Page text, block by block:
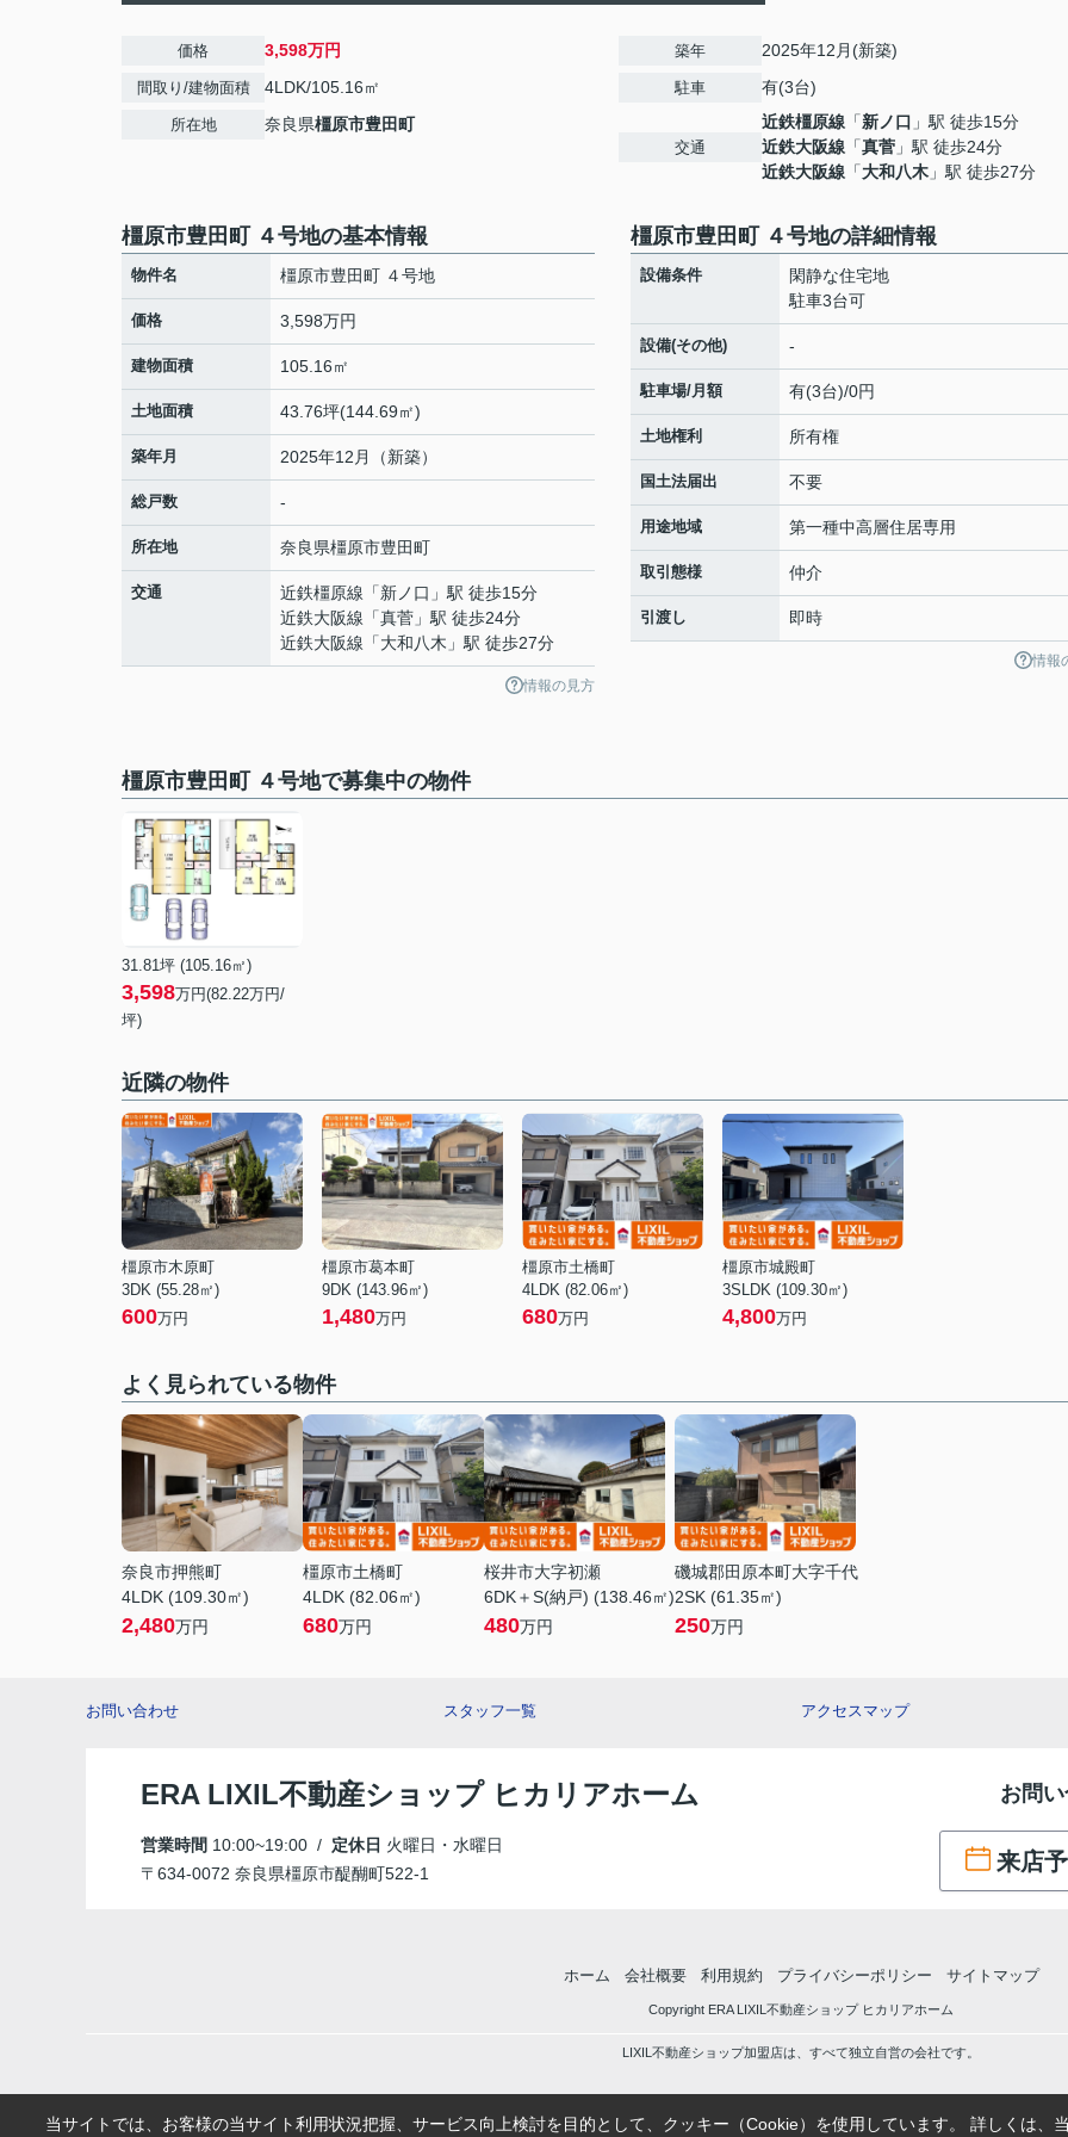
価格 3,598万円
間取り/建物面積 4LDK/105.16㎡
所在地 奈良県橿原市豊田町
築年 2025年12月(新築)
駐車 有(3台)
交通
近鉄橿原線 「新ノ口 」駅 徒歩15分
近鉄大阪線 「真菅 」駅 徒歩24分
近鉄大阪線 「大和八木 」駅 徒歩27分
橿原市豊田町 ４号地の基本情報
物件名 橿原市豊田町 ４号地
価格 3,598万円
建物面積 105.16㎡
土地面積 43.76坪(144.69㎡)
築年月 2025年12月（新築）
総戸数 -
所在地 奈良県橿原市豊田町
交通 近鉄橿原線 「新ノ口 」駅 徒歩15分
近鉄大阪線 「真菅 」駅 徒歩24分
近鉄大阪線 「大和八木 」駅 徒歩27分
情報の見方
橿原市豊田町 ４号地の詳細情報
設備条件
閑静な住宅地
駐車3台可
設備(その他) -
駐車場/月額 有(3台)/0円
土地権利 所有権
国土法届出 不要
用途地域 第一種中高層住居専用
取引態様 仲介
引渡し 即時
情報
橿原市豊田町 ４号地で募集中の物件
31.81坪 (105.16㎡)
3,598万円(82.22万円/
坪)
近隣の物件
橿原市木原町
3DK (55.28㎡)
600万円
橿原市葛本町
9DK (143.96㎡)
1,480万円
橿原市土橋町
4LDK (82.06㎡)
680万円
橿原市城殿町
3SLDK (109.30㎡)
4,800万円
よく見られている物件
奈良市押熊町
4LDK (109.30㎡)
2,480万円
橿原市土橋町
4LDK (82.06㎡)
680万円
桜井市大字初瀬
6DK＋S(納戸) (138.46㎡)
480万円
磯城郡田原本町大字千代
2SK (61.35㎡)
250万円
お問い合わせ スタッフ一覧 アクセスマップ
ERA LIXIL不動産ショップ ヒカリアホーム
営業時間 10:00~19:00 / 定休日 火曜日・水曜日
〒634-0072 奈良県橿原市醍醐町522-1
お問
来店
ホーム 会社概要 利用規約 プライバシーポリシー サイトマップ
Copyright ERA LIXIL不動産ショップ ヒカリアホーム
LIXIL不動産ショップ加盟店は、すべて独立自営の会社です。
当サイトでは、お客様の当サイト利用状況把握、サービス向上検討を目的として、クッキー（Cookie）を使用しています。 詳しくは、